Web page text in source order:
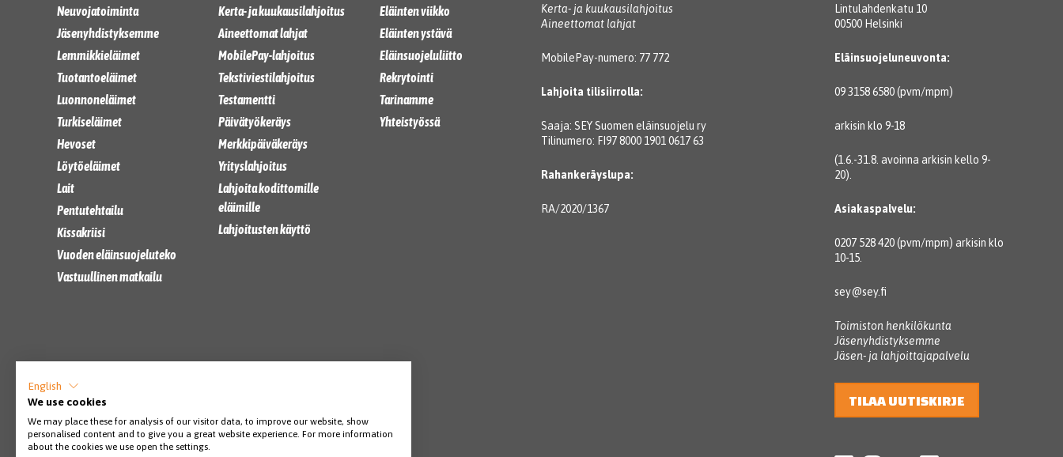
Neuvojatoiminta
Jäsenyhdistyksemme
Lemmikkieläimet
Tuotantoeläimet
Luonnoneläimet
Turkiseläimet
Hevoset
Löytöeläimet
Lait
Pentutehtailu
Kissakriisi
Vuoden eläinsuojeluteko
Vastuullinen matkailu
Kerta- ja kuukausilahjoitus
Aineettomat lahjat
MobilePay-lahjoitus
Tekstiviestilahjoitus
Testamentti
Päivätyökeräys
Merkkipäiväkeräys
Yrityslahjoitus
Lahjoita kodittomille
eläimille
Lahjoitusten käyttö
Eläinten viikko
Eläinten ystävä
Eläinsuojeluliitto
Rekrytointi
Tarinamme
Yhteistyössä
Kerta- ja kuukausilahjoitus
Aineettomat lahjat
MobilePay-numero: 77 772
Lahjoita tilisiirrolla:
Saaja: SEY Suomen eläinsuojelu ry
Tilinumero: FI97 8000 1901 0617 63
Rahankeräyslupa:
RA/2020/1367
Lintulahdenkatu 10
00500 Helsinki
Eläinsuojeluneuvonta:
09 3158 6580 (pvm/mpm)
arkisin klo 9-18
(1.6.-31.8. avoinna arkisin kello 9-
20).
Asiakaspalvelu:
0207 528 420 (pvm/mpm) arkisin klo
10-15.
sey@sey.fi
Toimiston henkilökunta
Jäsenyhdistyksemme
Jäsen- ja lahjoittajapalvelu
TILAA UUTISKIRJE
English
We use cookies
We may place these for analysis of our visitor data, to improve our website, show
personalised content and to give you a great website experience. For more information
about the cookies we use open the settings.